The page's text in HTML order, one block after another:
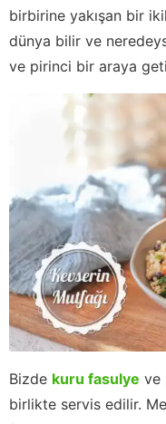
birbirine yakışan bir
dünya bilir ve
ve pirinci bir araya
Bizde kuru fasulye ve
birlikte servis edilir.